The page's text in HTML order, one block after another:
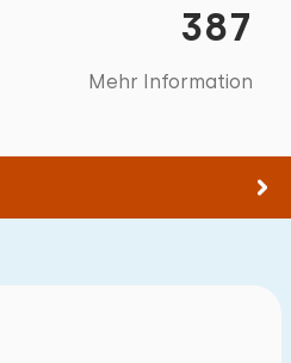
387
Mehr Information